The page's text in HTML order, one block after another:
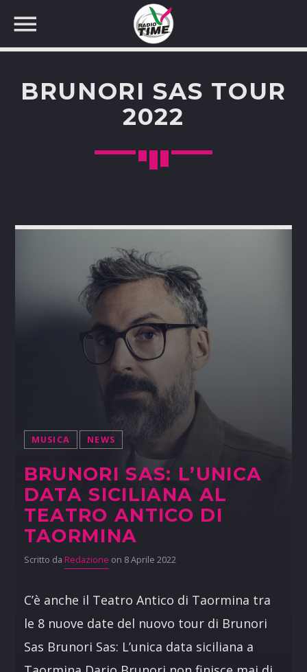
CERCA NEL SITO WEB:
BRUNORI SAS TOUR
2022
MUSICA NEWS
BRUNORI SAS: L’UNICA
DATA SICILIANA AL
TEATRO ANTICO DI
TAORMINA
Scritto da Redazione on 8 Aprile 2022
C’è anche il Teatro Antico di Taormina tra
le 8 nuove date del nuovo tour di Brunori
Sas Brunori Sas: L’unica data siciliana a